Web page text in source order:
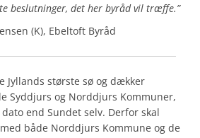
beslutninger, det her byråd vil træffe.”
(K), Ebeltoft Byråd
Jyllands største sø og dækker
Syddjurs og Norddjurs Kommuner,
end Sundet selv. Derfor skal
både Norddjurs Kommune og de